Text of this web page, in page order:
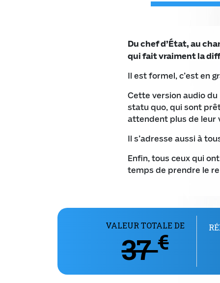
Du chef d’État, au
qui fait vraiment la
Il est formel, c’est en
Cette version audio
statu quo, qui sont
attendent plus de leur
Il s’adresse aussi à
Enfin, tous ceux qui
temps de prendre le
VALEUR TOTALE DE
37€